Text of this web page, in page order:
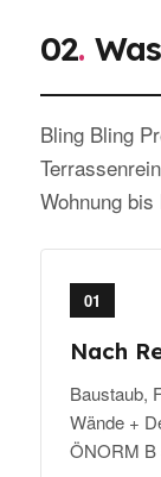
02. Was
Bling Bling
Wohnung
01
Nach
Baustaub,
Wände +
ÖNORM B